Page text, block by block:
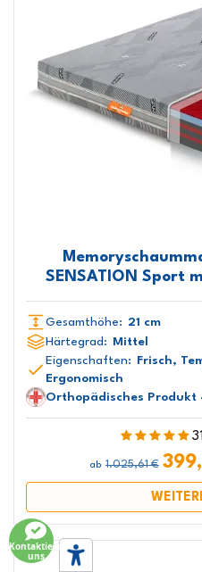
SENSATION Sport
Gesamthöhe: 21 cm
Härtegrad:
Mittel
Eigenschaften:
Frisch,
Ergonomisch
Orthopädisches Produkt
ab 1.025,61 €
Kontaktiere
uns